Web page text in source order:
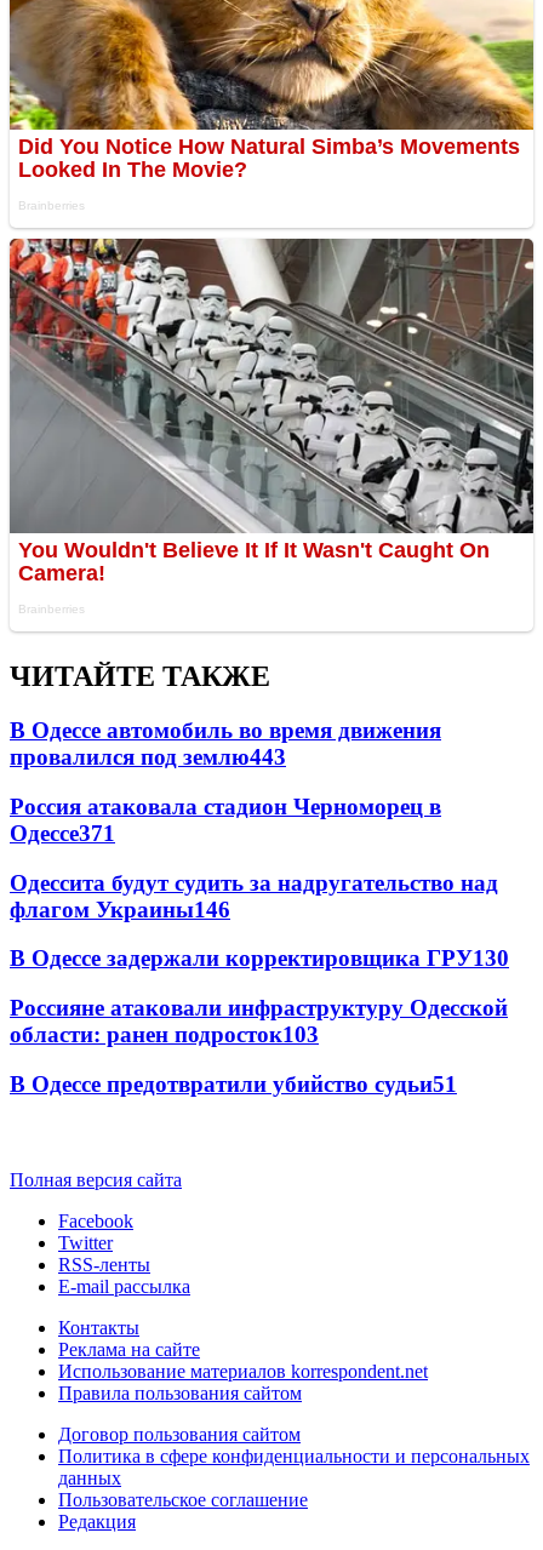
ЧИТАЙТЕ ТАКЖЕ
В Одессе автомобиль во время движения
провалился под землю443
Россия атаковала стадион Черноморец в
Одессе371
Одессита будут судить за надругательство над
флагом Украины146
В Одессе задержали корректировщика ГРУ130
Россияне атаковали инфраструктуру Одесской
области: ранен подросток103
В Одессе предотвратили убийство судьи51
Полная версия сайта
Facebook
Twitter
RSS-ленты
E-mail рассылка
Контакты
Реклама на сайте
Использование материалов korrespondent.net
Правила пользования сайтом
Договор пользования сайтом
Политика в сфере конфиденциальности и персональных
данных
Пользовательское соглашение
Редакция